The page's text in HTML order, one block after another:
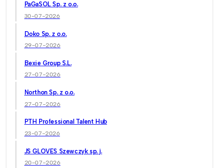
PaGaSOL Sp. z o.o.
30-07-2026
Doko Sp. z o.o.
29-07-2026
Bexie Group S.L.
27-07-2026
Northon Sp. z o.o.
27-07-2026
PTH Professional Talent Hub
23-07-2026
JS GLOVES Szewczyk sp. j.
20-07-2026